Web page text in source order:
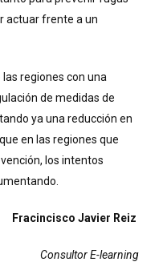
actuar frente a un
regiones con una
de medidas de
ya una reducción en
en las regiones que
los intentos
Fracincisco Javier Reiz
Consultor E-learning